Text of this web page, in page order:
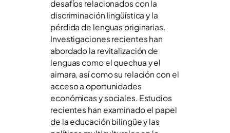
desafíos relacionados con la
discriminación lingüística y la
pérdida de lenguas originarias.
Investigaciones recientes han
abordado la revitalización de
lenguas como el quechua y el
aimara, así como su relación con el
acceso a oportunidades
económicas y sociales. Estudios
recientes han examinado el papel
de la educación bilingüe y las